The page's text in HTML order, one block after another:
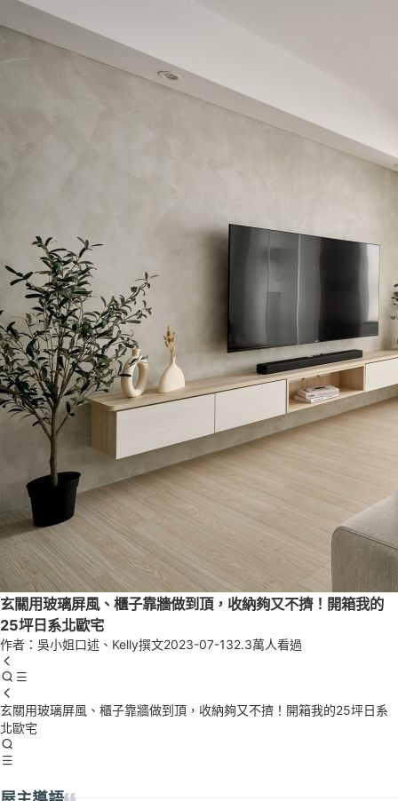
玄關用玻璃屏風、櫃子靠牆做到頂，收納夠又不擠！開箱我的
25坪日系北歐宅
作者：吳小姐口述、Kelly撰文2023-07-132.3萬人看過
玄關用玻璃屏風、櫃子靠牆做到頂，收納夠又不擠！開箱我的25坪日系
北歐宅